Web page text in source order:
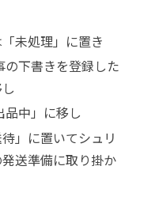
未処理」に置き
下書きを登録した
中」に移し
」に置いてシュリ
送準備に取り掛か